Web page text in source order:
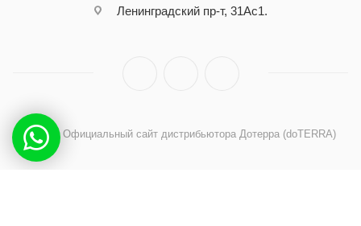
Ленинградский пр-т, 31Ас1.
2026 © Официальный сайт дистрибьютора Дотерра (doTERRA)